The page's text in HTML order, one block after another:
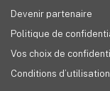
Devenir partenaire
Politique de
Vos choix de
Conditions d’utilisation